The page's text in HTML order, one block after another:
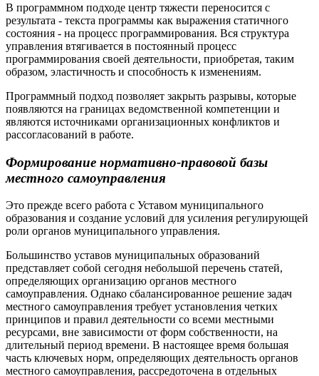
В программном подходе центр тяжести переносится с
результата - текста программы как выражения статичного
состояния - на процесс программирования. Вся структура
управления втягивается в постоянный процесс
программирования своей деятельности, приобретая, таким
образом, эластичность и способность к изменениям.
Программный подход позволяет закрыть разрывы, которые
появляются на границах ведомственной компетенции и
являются источниками организационных конфликтов и
рассогласований в работе.
Формирование нормативно-правовой базы
местного самоуправления
Это прежде всего работа с Уставом муниципального
образования и создание условий для усиления регулирующей
роли органов муниципального управления.
Большинство уставов муниципальных образований
представляет собой сегодня небольшой перечень статей,
определяющих организацию органов местного
самоуправления. Однако сбалансированное решение задач
местного самоуправления требует установления четких
принципов и правил деятельности со всеми местными
ресурсами, вне зависимости от форм собственности, на
длительный период времени. В настоящее время большая
часть ключевых норм, определяющих деятельность органов
местного самоуправления, рассредоточена в отдельных